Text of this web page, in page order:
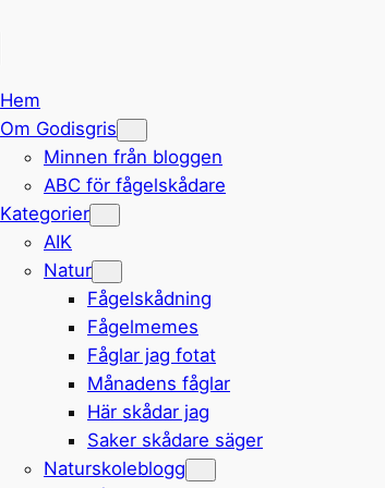
Hem
Om Godisgris
Minnen från bloggen
ABC för fågelskådare
Kategorier
AIK
Natur
Fågelskådning
Fågelmemes
Fåglar jag fotat
Månadens fåglar
Här skådar jag
Saker skådare säger
Naturskoleblogg